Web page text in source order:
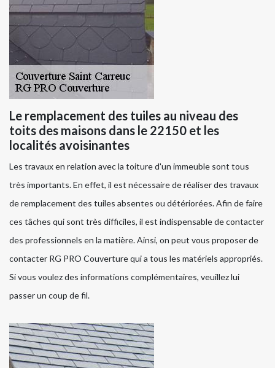
Le remplacement des tuiles au niveau des
toits des maisons dans le 22150 et les
localités avoisinantes
Les travaux en relation avec la toiture d'un immeuble sont tous
très importants. En effet, il est nécessaire de réaliser des travaux
de remplacement des tuiles absentes ou détériorées. Afin de faire
ces tâches qui sont très difficiles, il est indispensable de contacter
des professionnels en la matière. Ainsi, on peut vous proposer de
contacter RG PRO Couverture qui a tous les matériels appropriés.
Si vous voulez des informations complémentaires, veuillez lui
passer un coup de fil.